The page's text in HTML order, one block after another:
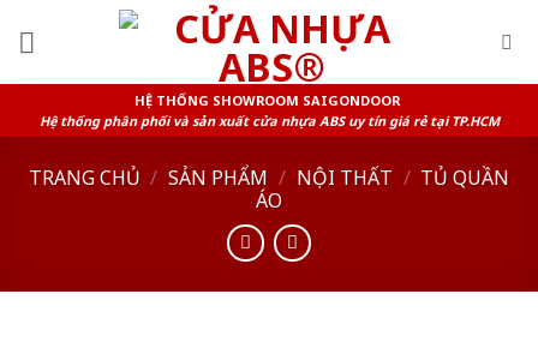
HỆ THỐNG SHOWROOM SAIGONDOOR
Hệ thống phân phối và sản xuất cửa nhựa ABS uy tín giá rẻ tại TP.HCM
TRANG CHỦ / SẢN PHẨM / NỘI THẤT / TỦ QUẦN
ÁO